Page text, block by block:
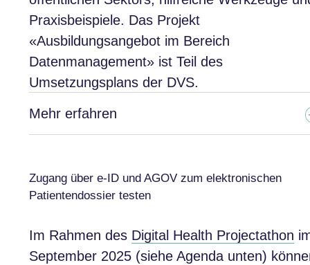
Praxisbeispiele. Das Projekt
«Ausbildungsangebot im Bereich
Datenmanagement» ist Teil des
Umsetzungsplans der DVS.
Mehr erfahren
Zugang über e-ID und AGOV zum elektronischen
Patientendossier testen
Im Rahmen des Digital Health Projectathon
September 2025 (siehe Agenda unten)